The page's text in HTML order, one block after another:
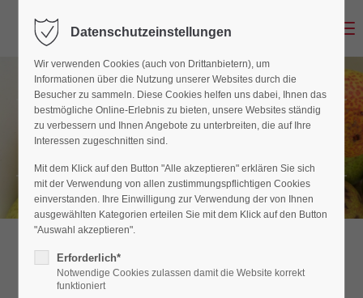
Der Eintrag "offcanvas-col1" existiert leider nicht.
Der Eintrag "offcanvas-col2" existiert leider nicht.
Der Eintrag "offcanvas-col3" existiert leider nicht.
Der Eintrag "offcanvas-col4" existiert leider nicht.
Unbekannte Birnensorten
Datenschutzeinstellungen
Wir verwenden Cookies (auch von Drittanbietern), um
Informationen über die Nutzung unserer Websites durch die
Besucher zu sammeln. Diese Cookies helfen uns dabei, Ihnen das
bestmögliche Online-Erlebnis zu bieten, unsere Websites ständig
zu verbessern und Ihnen Angebote zu unterbreiten, die auf Ihre
Interessen zugeschnitten sind.
Mit dem Klick auf den Button "Alle akzeptieren" erklären Sie sich
mit der Verwendung von allen zustimmungspflichtigen Cookies
einverstanden. Ihre Einwilligung zur Verwendung der von Ihnen
ausgewählten Kategorien erteilen Sie mit dem Klick auf den Button
"Auswahl akzeptieren".
Erforderlich*
Notwendige Cookies zulassen damit die Website korrekt
funktioniert